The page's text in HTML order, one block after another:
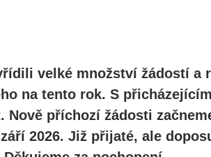
velké množství žádostí a
na tento rok. S
příchozí žádosti
2026. Již přijaté, ale